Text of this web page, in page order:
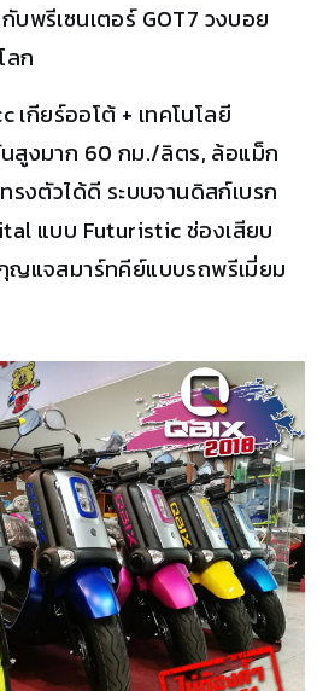
พรีเซนเตอร์ GOT7 วงบอย
ลก
เกียร์ออโต้ + เทคโนโลยี
สูงมาก 60 กม./ลิตร, ล้อแม็ก
รงตัวได้ดี ระบบจานดิสก์เบรก
แบบ Futuristic ช่องเสียบ
ญแจสมาร์ทคีย์แบบรถพรีเมี่ยม